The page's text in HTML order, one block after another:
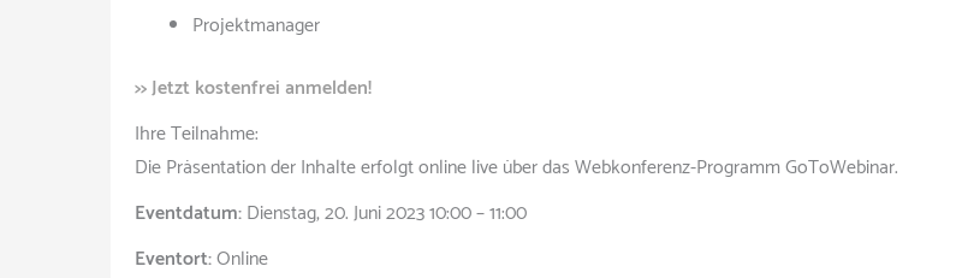
Projektmanager
>> Jetzt kostenfrei anmelden!
Ihre Teilnahme:
Die Präsentation der Inhalte erfolgt online live über das Webkonferenz-Programm GoToWebinar.
Eventdatum:Dienstag, 20. Juni 2023 10:00 – 11:00
Eventort:Online